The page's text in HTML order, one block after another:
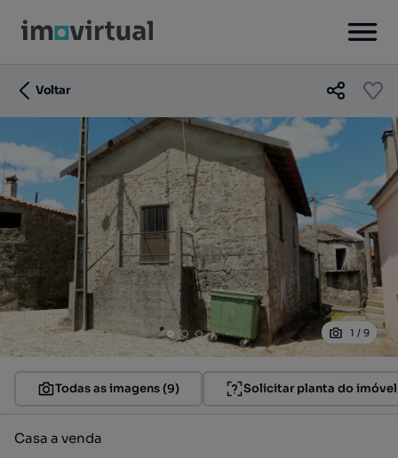
Voltar
1 / 9
Todas as imagens (9) Solicitar planta do imóvel
Casa a venda